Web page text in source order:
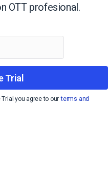
OTT profesional.
Trial
you agree to our terms and